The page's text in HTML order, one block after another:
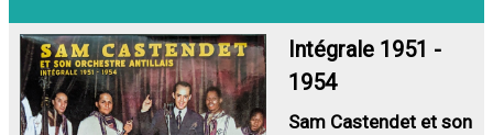
Intégrale 1951 -
1954
Sam Castendet et son